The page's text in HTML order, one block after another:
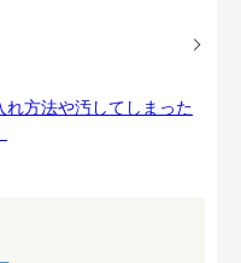
方法や汚してしまった